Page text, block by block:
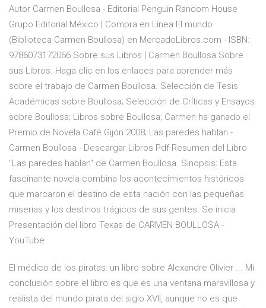
Autor Carmen Boullosa - Editorial Penguin Random House
Grupo Editorial México | Compra en Línea El mundo
(Biblioteca Carmen Boullosa) en MercadoLibros.com - ISBN:
9786073172066 Sobre sus Libros | Carmen Boullosa Sobre
sus Libros. Haga clic en los enlaces para aprender más
sobre el trabajo de Carmen Boullosa. Selección de Tesis
Académicas sobre Boullosa; Selección de Críticas y Ensayos
sobre Boullosa; Libros sobre Boullosa; Carmen ha ganado el
Premio de Novela Café Gijón 2008; Las paredes hablan -
Carmen Boullosa - Descargar Libros Pdf Resumen del Libro
"Las paredes hablan" de Carmen Boullosa. Sinopsis: Esta
fascinante novela combina los acontecimientos históricos
que marcaron el destino de esta nación con las pequeñas
miserias y los destinos trágicos de sus gentes. Se inicia
Presentación del libro Texas de CARMEN BOULLOSA -
YouTube
El médico de los piratas: un libro sobre Alexandre Olivier ... Mi
conclusión sobre el libro es que es una ventana maravillosa y
realista del mundo pirata del siglo XVII, aunque no es que